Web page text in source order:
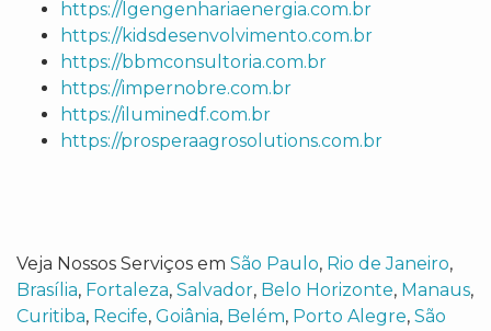
https://lgengenhariaenergia.com.br
https://kidsdesenvolvimento.com.br
https://bbmconsultoria.com.br
https://impernobre.com.br
https://iluminedf.com.br
https://prosperaagrosolutions.com.br
Veja Nossos Serviços em São Paulo, Rio de Janeiro,
Brasília, Fortaleza, Salvador, Belo Horizonte, Manaus,
Curitiba, Recife, Goiânia, Belém, Porto Alegre, São